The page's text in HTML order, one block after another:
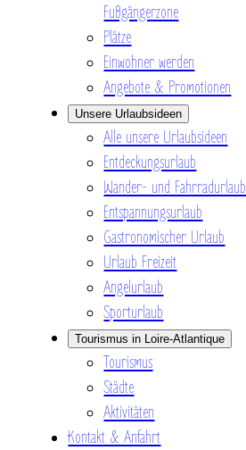
Fußgängerzone
Plätze
Einwohner werden
Angebote & Promotionen
Unsere Urlaubsideen
Alle unsere Urlaubsideen
Entdeckungsurlaub
Wander- und Fahrradurlaub
Entspannungsurlaub
Gastronomischer Urlaub
Urlaub Freizeit
Angelurlaub
Sporturlaub
Tourismus in Loire-Atlantique
Tourismus
Städte
Aktivitäten
Kontakt & Anfahrt